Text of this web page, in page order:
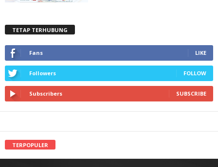
TETAP TERHUBUNG
Fans LIKE
Followers FOLLOW
Subscribers SUBSCRIBE
TERPOPULER